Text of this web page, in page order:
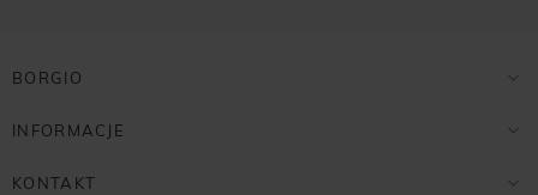
BORGIO
INFORMACJE
KONTAKT